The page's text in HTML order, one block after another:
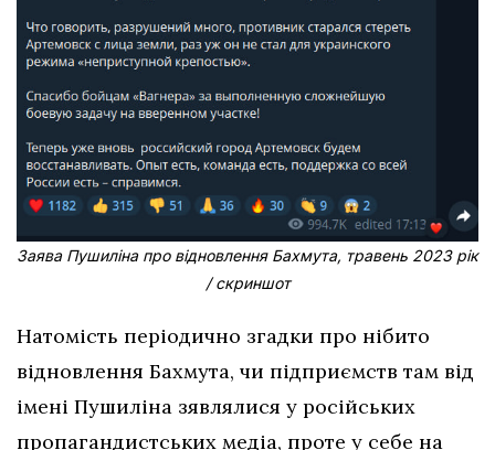
Заява Пушиліна про відновлення Бахмута, травень 2023 рік
/ скриншот
Натомість періодично згадки про нібито
відновлення Бахмута, чи підприємств там від
імені Пушиліна зявлялися у російських
пропагандистських медіа, проте у себе на